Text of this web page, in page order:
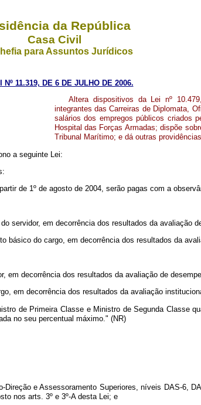
da República
Casa Civil
para Assuntos Jurídicos
Nº 11.319, DE 6 DE JULHO DE 2006.
Altera dispositivos da Lei nº
integrantes das Carreiras de Diplomata,
salários dos empregos públicos criados
Hospital das Forças Armadas; dispõe
Tribunal Marítimo; e dá outras
a seguinte Lei:
de 1º de agosto de 2004, serão pagas com a
servidor, em decorrência dos resultados da avaliação
básico do cargo, em decorrência dos resultados da
decorrência dos resultados da avaliação de
em decorrência dos resultados da avaliação
de Primeira Classe e Ministro de Segunda Classe
no seu percentual máximo." (NR)
e Assessoramento Superiores, níveis DAS-6,
nos arts. 3º e 3º-A desta Lei; e